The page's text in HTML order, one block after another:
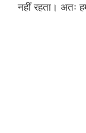
नहीं रहता। अतः